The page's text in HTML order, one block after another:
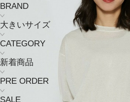
BRAND
大きいサイズ
CATEGORY
新着商品
PRE ORDER
SALE